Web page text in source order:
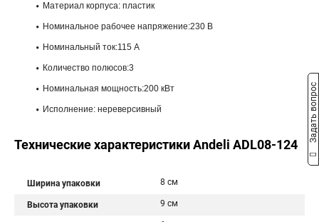
Материал корпуса: пластик
Номинальное рабочее напряжение:230 В
Номинальный ток:115 А
Количество полюсов:3
Номинальная мощность:200 кВт
Исполнение: нереверсивный
Технические характеристики Andeli ADL08-124
Ширина упаковки 8 см
Высота упаковки 9 см
Задать вопрос